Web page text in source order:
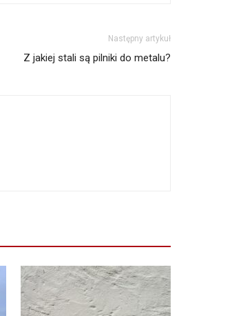
Następny artykuł
Z jakiej stali są pilniki do metalu?